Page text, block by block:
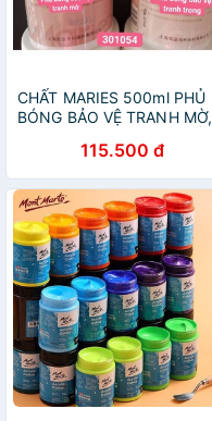
CHẤT MARIES 500ml PHỦ
BÓNG BẢO VỆ TRANH MỜ,
TRANH SÁNG CHO HỌA SĨ
CHUYÊN NGHIỆP
115.500 đ